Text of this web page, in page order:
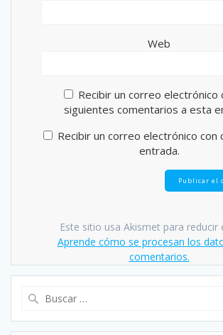
Web
Recibir un correo electrónico
siguientes comentarios a esta
Recibir un correo electrónico con
entrada.
Este sitio usa Akismet para reducir
Aprende cómo se procesan los
comentarios.